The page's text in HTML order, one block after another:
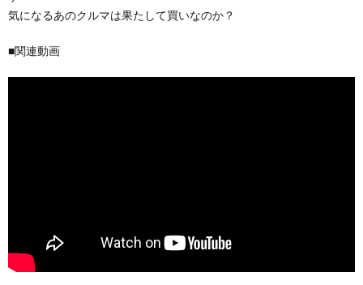
気になるあのクルマは果たして買いなのか？
■関連動画